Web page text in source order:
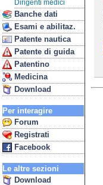
Dirigenti medici
Banche dati
Esami e abilitaz.
Patente nautica
Patente di guida
Patentino
Medicina
Download
Per interagire
Forum
Registrati
Facebook
Le altre sezioni
Download